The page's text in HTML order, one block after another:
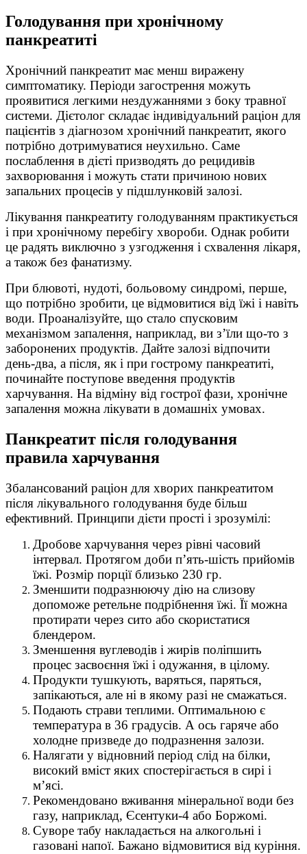
Голодування при хронічному
панкреатиті
Хронічний панкреатит має менш виражену
симптоматику. Періоди загострення можуть
проявитися легкими нездужаннями з боку травної
системи. Дієтолог складає індивідуальний раціон для
пацієнтів з діагнозом хронічний панкреатит, якого
потрібно дотримуватися неухильно. Саме
послаблення в дієті призводять до рецидивів
захворювання і можуть стати причиною нових
запальних процесів у підшлунковій залозі.
Лікування панкреатиту голодуванням практикується
і при хронічному перебігу хвороби. Однак робити
це радять виключно з узгодження і схвалення лікаря,
а також без фанатизму.
При блювоті, нудоті, больовому синдромі, перше,
що потрібно зробити, це відмовитися від їжі і навіть
води. Проаналізуйте, що стало спусковим
механізмом запалення, наприклад, ви з’їли що-то з
заборонених продуктів. Дайте залозі відпочити
день-два, а після, як і при гострому панкреатиті,
починайте поступове введення продуктів
харчування. На відміну від гострої фази, хронічне
запалення можна лікувати в домашніх умовах.
Панкреатит після голодування
правила харчування
Збалансований раціон для хворих панкреатитом
після лікувального голодування буде більш
ефективний. Принципи дієти прості і зрозумілі:
Дробове харчування через рівні часовий
інтервал. Протягом доби п’ять-шість прийомів
їжі. Розмір порції близько 230 гр.
Зменшити подразнюючу дію на слизову
допоможе ретельне подрібнення їжі. Її можна
протирати через сито або скористатися
блендером.
Зменшення вуглеводів і жирів поліпшить
процес засвоєння їжі і одужання, в цілому.
Продукти тушкують, варяться, паряться,
запікаються, але ні в якому разі не смажаться.
Подають страви теплими. Оптимальною є
температура в 36 градусів. А ось гаряче або
холодне призведе до подразнення залози.
Налягати у відновний період слід на білки,
високий вміст яких спостерігається в сирі і
м’ясі.
Рекомендовано вживання мінеральної води без
газу, наприклад, Єсентуки-4 або Боржомі.
Суворе табу накладається на алкогольні і
газовані напої. Бажано відмовитися від куріння.